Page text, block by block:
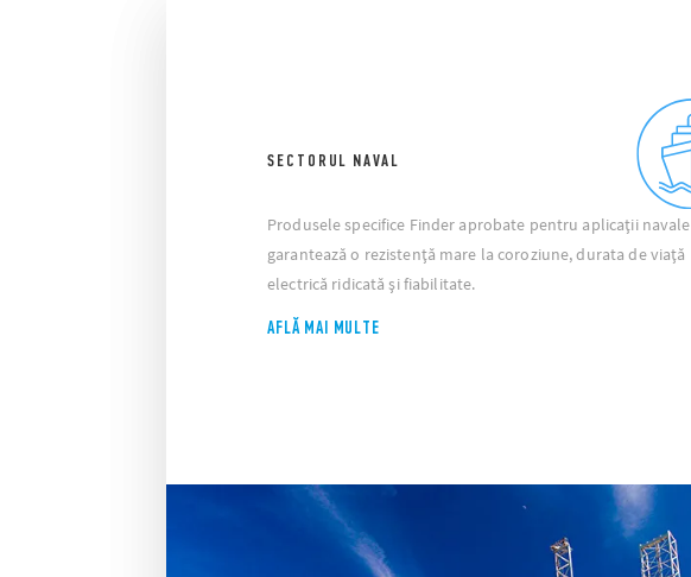
SECTORUL NAVAL
Produsele specifice Finder aprobate pentru aplicații navale
garantează o rezistență mare la coroziune, durata de viață
electrică ridicată și fiabilitate.
AFLĂ MAI MULTE